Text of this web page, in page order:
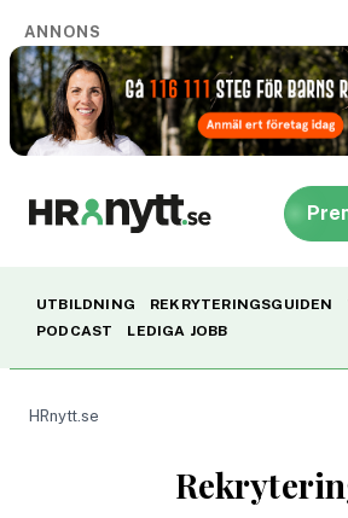
ANNONS
UTBILDNING REKRYTERINGSGUIDEN
PODCAST
LEDIGA JOBB
HRnytt.se